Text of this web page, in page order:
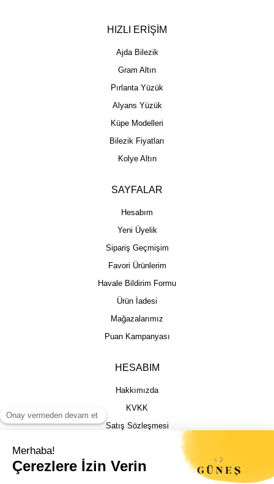
HIZLI ERİŞİM
Ajda Bilezik
Gram Altın
Pırlanta Yüzük
Alyans Yüzük
Küpe Modelleri
Bilezik Fiyatları
Kolye Altın
SAYFALAR
Hesabım
Yeni Üyelik
Sipariş Geçmişim
Favori Ürünlerim
Havale Bildirim Formu
Ürün İadesi
Mağazalarımız
Puan Kampanyası
HESABIM
Hakkımızda
KVKK
Satış Sözleşmesi
İptal İade Şartları